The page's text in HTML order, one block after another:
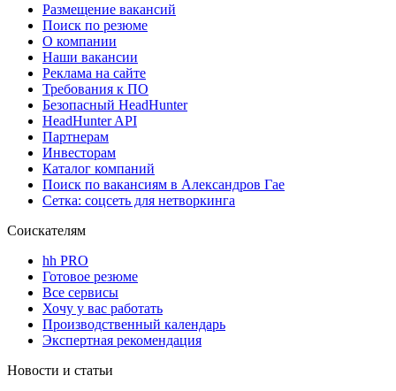
Размещение вакансий
Поиск по резюме
О компании
Наши вакансии
Реклама на сайте
Требования к ПО
Безопасный HeadHunter
HeadHunter API
Партнерам
Инвесторам
Каталог компаний
Поиск по вакансиям в Александров Гае
Сетка: соцсеть для нетворкинга
Соискателям
hh PRO
Готовое резюме
Все сервисы
Хочу у вас работать
Производственный календарь
Экспертная рекомендация
Новости и статьи